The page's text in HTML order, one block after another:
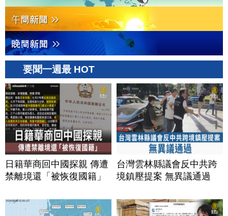
要聞一週最 HOT
日籍華商回中國探親 傳遭
禁離境還「被恢復國籍」
台灣雲林縣議會反中共跨
境鎮壓提案 無異議通過